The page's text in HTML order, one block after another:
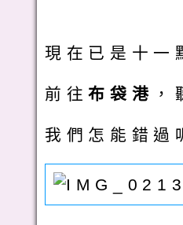
現在已是十一
前往布袋港
我們怎能錯過